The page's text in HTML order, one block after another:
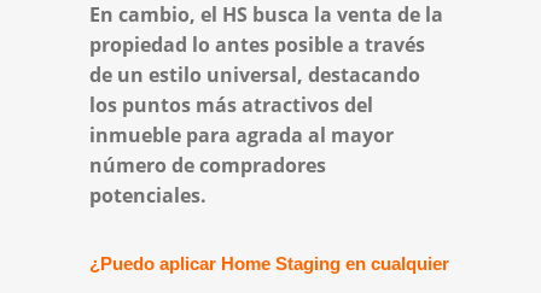
En cambio, el HS busca la venta de la
propiedad lo antes posible a través
de un estilo universal, destacando
los puntos más atractivos del
inmueble para agrada al mayor
número de compradores
potenciales.
¿Puedo aplicar Home Staging en cualquier